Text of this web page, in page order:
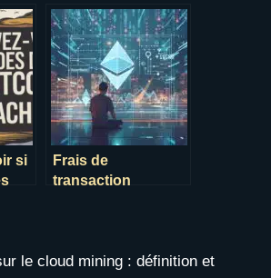
bitcoin repartira à la
hausse
si
Frais de
transaction
optimiser vos
le cloud mining : définition et